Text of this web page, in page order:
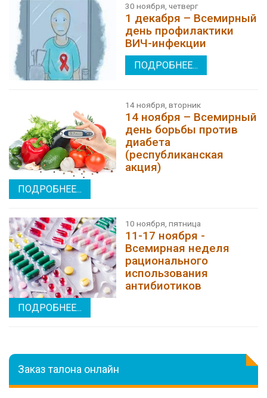
30 ноября, четверг
1 декабря – Всемирный
день профилактики
ВИЧ-инфекции
ПОДРОБНЕЕ...
14 ноября, вторник
14 ноября – Всемирный
день борьбы против
диабета
(республиканская
акция)
ПОДРОБНЕЕ...
10 ноября, пятница
11-17 ноября -
Всемирная неделя
рационального
использования
антибиотиков
ПОДРОБНЕЕ...
Заказ талона онлайн